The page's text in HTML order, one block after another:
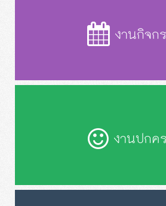
งานกิจก
งานปกค